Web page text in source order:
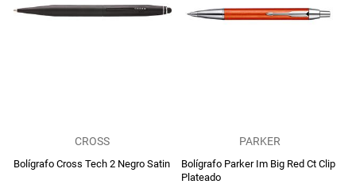
CROSS
Bolígrafo Cross Tech 2 Negro Satin
PARKER
Bolígrafo Parker Im Big Red Ct Clip
Plateado